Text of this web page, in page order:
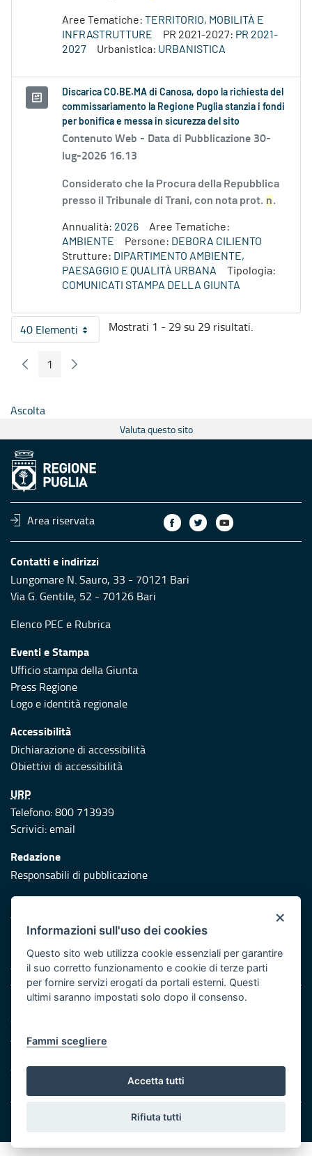
Aree Tematiche: TERRITORIO, MOBILITÀ E
INFRASTRUTTURE
PR 2021-2027: PR 2021-
2027
Urbanistica: URBANISTICA
Discarica CO.BE.MA di Canosa, dopo la richiesta del
commissariamento la Regione Puglia stanzia i fondi
per bonifica e messa in sicurezza del sito
Contenuto Web - Data di Pubblicazione 30-
lug-2026 16.13
Considerato che la Procura della Repubblica
presso il Tribunale di Trani, con nota prot. n.
Annualità: 2026
Aree Tematiche:
AMBIENTE
Persone: DEBORA CILIENTO
Strutture: DIPARTIMENTO AMBIENTE,
PAESAGGIO E QUALITÀ URBANA
Tipologia:
COMUNICATI STAMPA DELLA GIUNTA
40 ElementiPer pagina
Mostrati 1 - 29 su 29 risultati.
Pagina Precedente
Pagina
1 Pagina Seguente
Ascolta
Valuta questo sito
Area riservata
Contatti e indirizzi
Lungomare N. Sauro, 33 - 70121 Bari
Via G. Gentile, 52 - 70126 Bari
Elenco PEC e Rubrica
Eventi e Stampa
Ufficio stampa della Giunta
Press Regione
Logo e identità regionale
Accessibilità
Dichiarazione di accessibilità
Obiettivi di accessibilità
URP
Telefono: 800 713939
Scrivici:email
Redazione
Responsabili di pubblicazione
Protezione civile
Vai al sito di Protezione Civile Puglia
Iniziativa finanziata con risorse del POR Puglia 2014/2020 -
Asse XI
Note legali
Cookie e privacy
Atti di notifica
Servizi Intranet
© Regione Puglia
×
Informazioni sull'uso dei cookies
Questo sito web utilizza cookie essenziali per garantire
il suo corretto funzionamento e cookie di terze parti
per fornire servizi erogati da portali esterni. Questi
ultimi saranno impostati solo dopo il consenso.
Fammi scegliere
Accetta tutti
Rifiuta tutti